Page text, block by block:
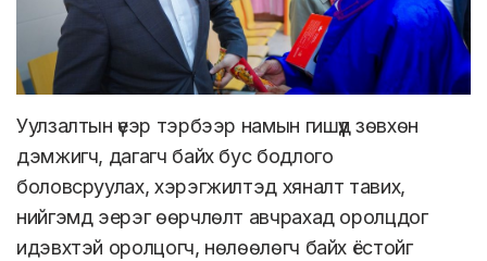
Уулзалтын үеэр тэрбээр намын гишүүд зөвхөн
дэмжигч, дагагч байх бус бодлого
боловсруулах, хэрэгжилтэд хяналт тавих,
нийгэмд эерэг өөрчлөлт авчрахад оролцдог
идэвхтэй оролцогч, нөлөөлөгч байх ёстойг